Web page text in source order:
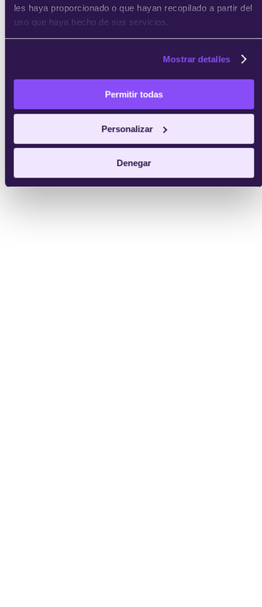
les haya proporcionado o que hayan recopilado a partir del
uso que haya hecho de sus servicios.
Mostrar detalles
Permitir todas
Personalizar
Denegar